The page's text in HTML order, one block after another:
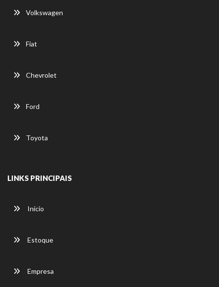
Volkswagen
Fiat
Chevrolet
Ford
Toyota
LINKS PRINCIPAIS
Início
Estoque
Empresa